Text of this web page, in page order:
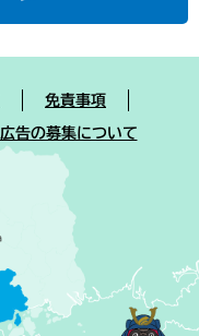
免責事項
広告の募集について